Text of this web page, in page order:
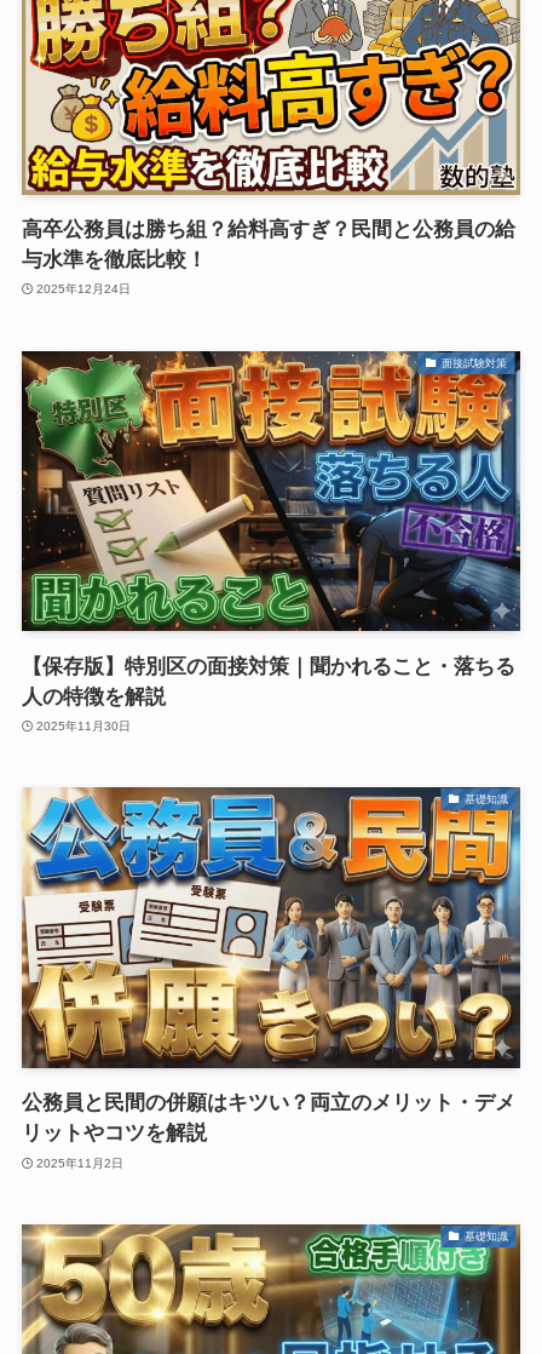
高卒公務員は勝ち組？給料高すぎ？民間と公務員の給
与水準を徹底比較！
2025年12月24日
面接試験対策
【保存版】特別区の面接対策｜聞かれること・落ちる
人の特徴を解説
2025年11月30日
基礎知識
公務員と民間の併願はキツい？両立のメリット・デメ
リットやコツを解説
2025年11月2日
基礎知識